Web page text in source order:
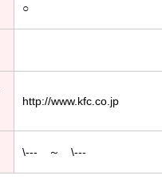
○
http://www.kfc.co.jp
\--- ～ \---